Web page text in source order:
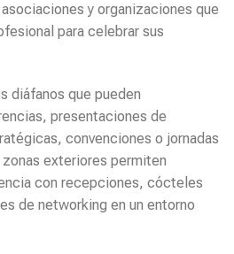
y organizaciones que
para celebrar sus
diáfanos que pueden
presentaciones de
convenciones o jornadas
exteriores permiten
con recepciones, cócteles
de networking en un entorno